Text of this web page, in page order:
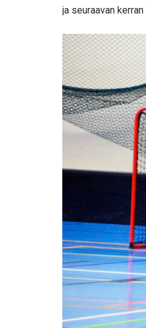
ja seuraavan